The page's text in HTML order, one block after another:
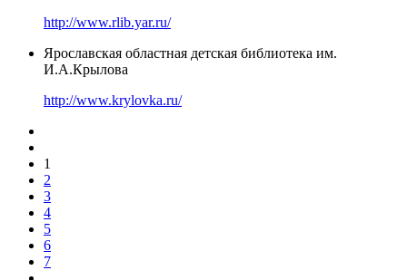
http://www.rlib.yar.ru/
Ярославская областная детская библиотека им.
И.А.Крылова
http://www.krylovka.ru/
1
2
3
4
5
6
7